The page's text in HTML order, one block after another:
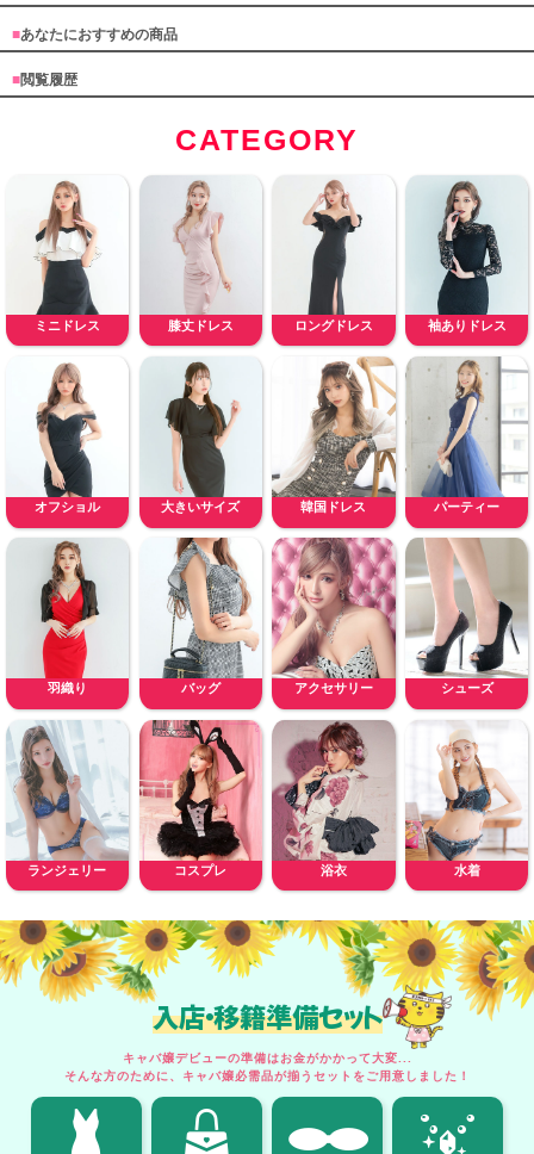
■あなたにおすすめの商品
■閲覧履歴
CATEGORY
ミニドレス 膝丈ドレス ロングドレス 袖ありドレス
オフショル 大きいサイズ 韓国ドレス パーティー
羽織り バッグ アクセサリー シューズ
ランジェリー コスプレ 浴衣 水着
入店・移籍準備セット
キャバ嬢デビューの準備はお金がかかって大変...
そんな方のために、キャバ嬢必需品が揃うセットをご用意しました！